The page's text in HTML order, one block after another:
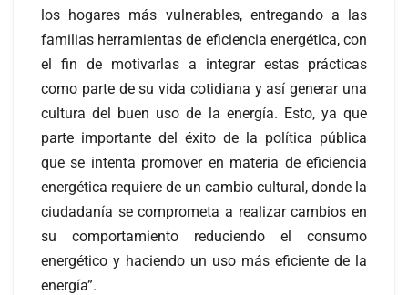
los hogares más vulnerables, entregando a las
familias herramientas de eficiencia energética, con
el fin de motivarlas a integrar estas prácticas
como parte de su vida cotidiana y así generar una
cultura del buen uso de la energía. Esto, ya que
parte importante del éxito de la política pública
que se intenta promover en materia de eficiencia
energética requiere de un cambio cultural, donde la
ciudadanía se comprometa a realizar cambios en
su comportamiento reduciendo el consumo
energético y haciendo un uso más eficiente de la
energía”.